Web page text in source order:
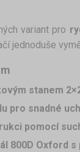
variant pro
jednoduše
stanem
pro snadné
pomocí
800D Oxford